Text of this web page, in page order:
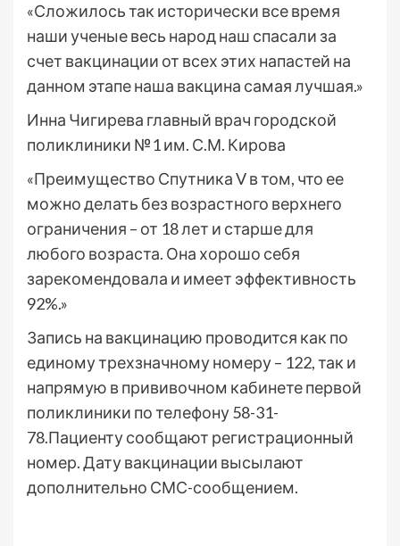
«Сложилось так исторически все время
наши ученые весь народ наш спасали за
счет вакцинации от всех этих напастей на
данном этапе наша вакцина самая лучшая.»
Инна Чигирева главный врач городской
поликлиники №1 им. С.М. Кирова
«Преимущество Спутника V в том, что ее
можно делать без возрастного верхнего
ограничения – от 18 лет и старше для
любого возраста. Она хорошо себя
зарекомендовала и имеет эффективность
92%.»
Запись на вакцинацию проводится как по
единому трехзначному номеру – 122, так и
напрямую в прививочном кабинете первой
поликлиники по телефону 58-31-
78.Пациенту сообщают регистрационный
номер. Дату вакцинации высылают
дополнительно СМС-сообщением.